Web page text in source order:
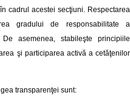
cadrul acestei secţiuni. Respectarea
gradului de responsabilitate a
asemenea, stabileşte principiile
şi participarea activă a cetăţenilor
transparenţei sunt: